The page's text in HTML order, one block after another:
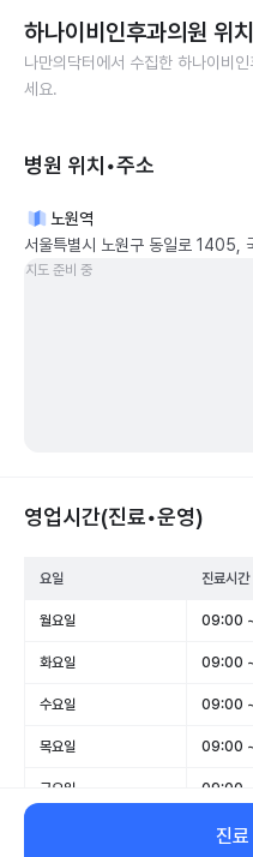
하나이비인후과의원 위
나만의닥터에서 수집한 하나이비인
세요.
병원 위치•주소
노원역
서울특별시 노원구 동일로 1405,
지도 준비 중
영업시간(진료•운영)
요일 진료시간
월요일 09:00
화요일 09:00
수요일 09:00
목요일 09:00
금요일 09:00
09:00
진료